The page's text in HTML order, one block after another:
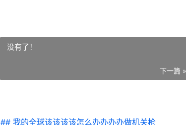
没有了！
下一篇 »
## 我的全球该该该该怎么办办办办做机关枪